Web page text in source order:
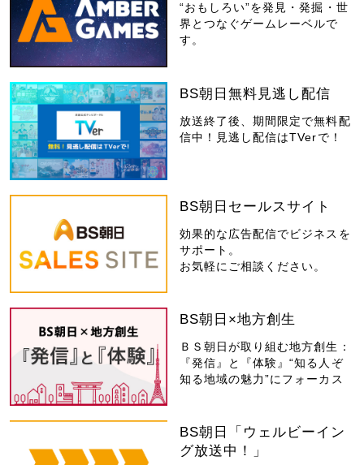
“おもしろい”を発見・発掘・世
界とつなぐゲームレーベルで
す。
BS朝日無料見逃し配信
放送終了後、期間限定で無料配
信中！見逃し配信はTVerで！
BS朝日セールスサイト
効果的な広告配信でビジネスを
サポート。
お気軽にご相談ください。
BS朝日×地方創生
ＢＳ朝日が取り組む地方創生：
『発信』と『体験』“知る人ぞ
知る地域の魅力”にフォーカス
BS朝日「ウェルビーイン
グ放送中！」